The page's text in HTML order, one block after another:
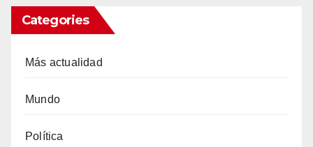
Categories
Más actualidad
Mundo
Política